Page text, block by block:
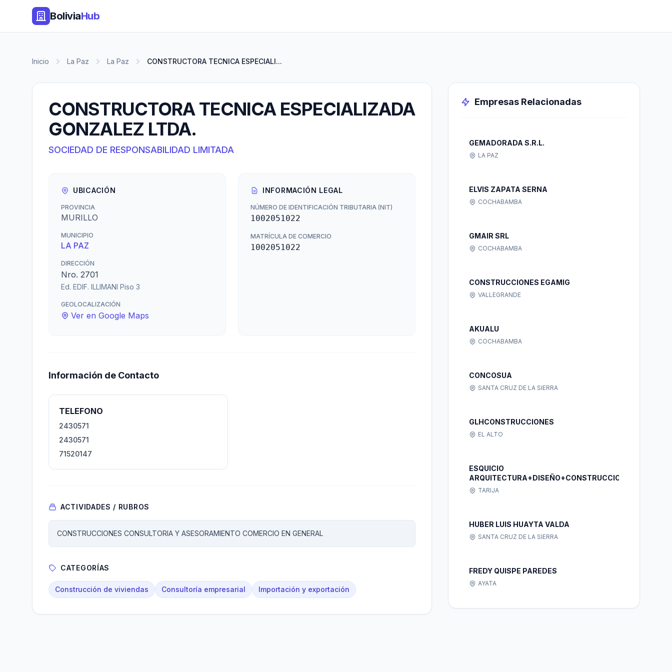
BoliviaHub
Inicio La Paz La Paz CONSTRUCTORA TECNICA ESPECIALI...
CONSTRUCTORA TECNICA ESPECIALIZADA
GONZALEZ LTDA.
SOCIEDAD DE RESPONSABILIDAD LIMITADA
UBICACIÓN
PROVINCIA
MURILLO
MUNICIPIO
LA PAZ
DIRECCIÓN
Nro. 2701
Ed. EDIF. ILLIMANI Piso 3
GEOLOCALIZACIÓN
Ver en Google Maps
INFORMACIÓN LEGAL
NÚMERO DE IDENTIFICACIÓN TRIBUTARIA (NIT)
1002051022
MATRÍCULA DE COMERCIO
1002051022
Información de Contacto
TELEFONO
2430571
2430571
71520147
ACTIVIDADES / RUBROS
CONSTRUCCIONES CONSULTORIA Y ASESORAMIENTO COMERCIO EN GENERAL
CATEGORÍAS
Construcción de viviendas Consultoría empresarial Importación y exportación
Empresas Relacionadas
GEMADORADA S.R.L.
LA PAZ
ELVIS ZAPATA SERNA
COCHABAMBA
GMAIR SRL
COCHABAMBA
CONSTRUCCIONES EGAMIG
VALLEGRANDE
AKUALU
COCHABAMBA
CONCOSUA
SANTA CRUZ DE LA SIERRA
GLHCONSTRUCCIONES
EL ALTO
ESQUICIO
ARQUITECTURA+DISEÑO+CONSTRUCCION
TARIJA
HUBER LUIS HUAYTA VALDA
SANTA CRUZ DE LA SIERRA
FREDY QUISPE PAREDES
AYATA